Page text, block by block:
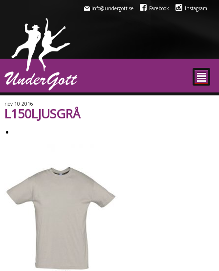
info@undergott.se Facebook Instagram
²
nov 10 2016
L150LJUSGRÅ